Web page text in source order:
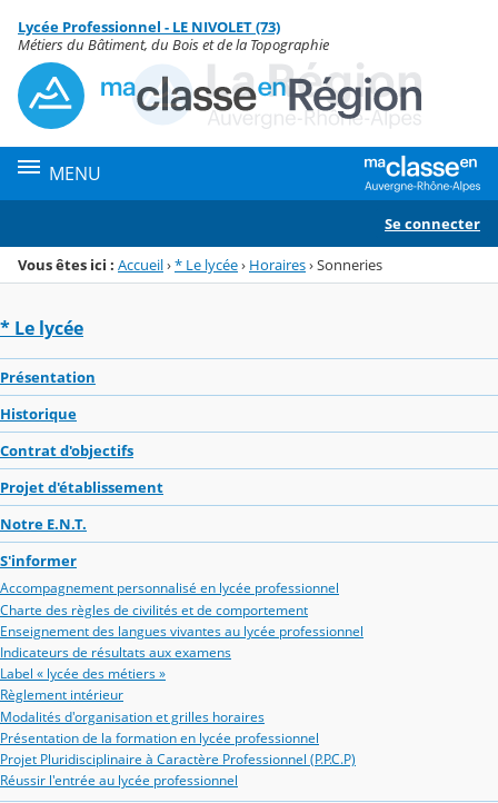
Menu de la rubrique
Contenu
Lycée Professionnel - LE NIVOLET (73)
Métiers du Bâtiment, du Bois et de la Topographie
MENU
Se connecter
Vous êtes ici : Accueil›* Le lycée› Horaires›Sonneries
* Le lycée
Présentation
Historique
Contrat d'objectifs
Projet d'établissement
Notre E.N.T.
S'informer
Accompagnement personnalisé en lycée professionnel
Charte des règles de civilités et de comportement
Enseignement des langues vivantes au lycée professionnel
Indicateurs de résultats aux examens
Label « lycée des métiers »
Règlement intérieur
Modalités d'organisation et grilles horaires
Présentation de la formation en lycée professionnel
Projet Pluridisciplinaire à Caractère Professionnel (P.P.C.P)
Réussir l'entrée au lycée professionnel